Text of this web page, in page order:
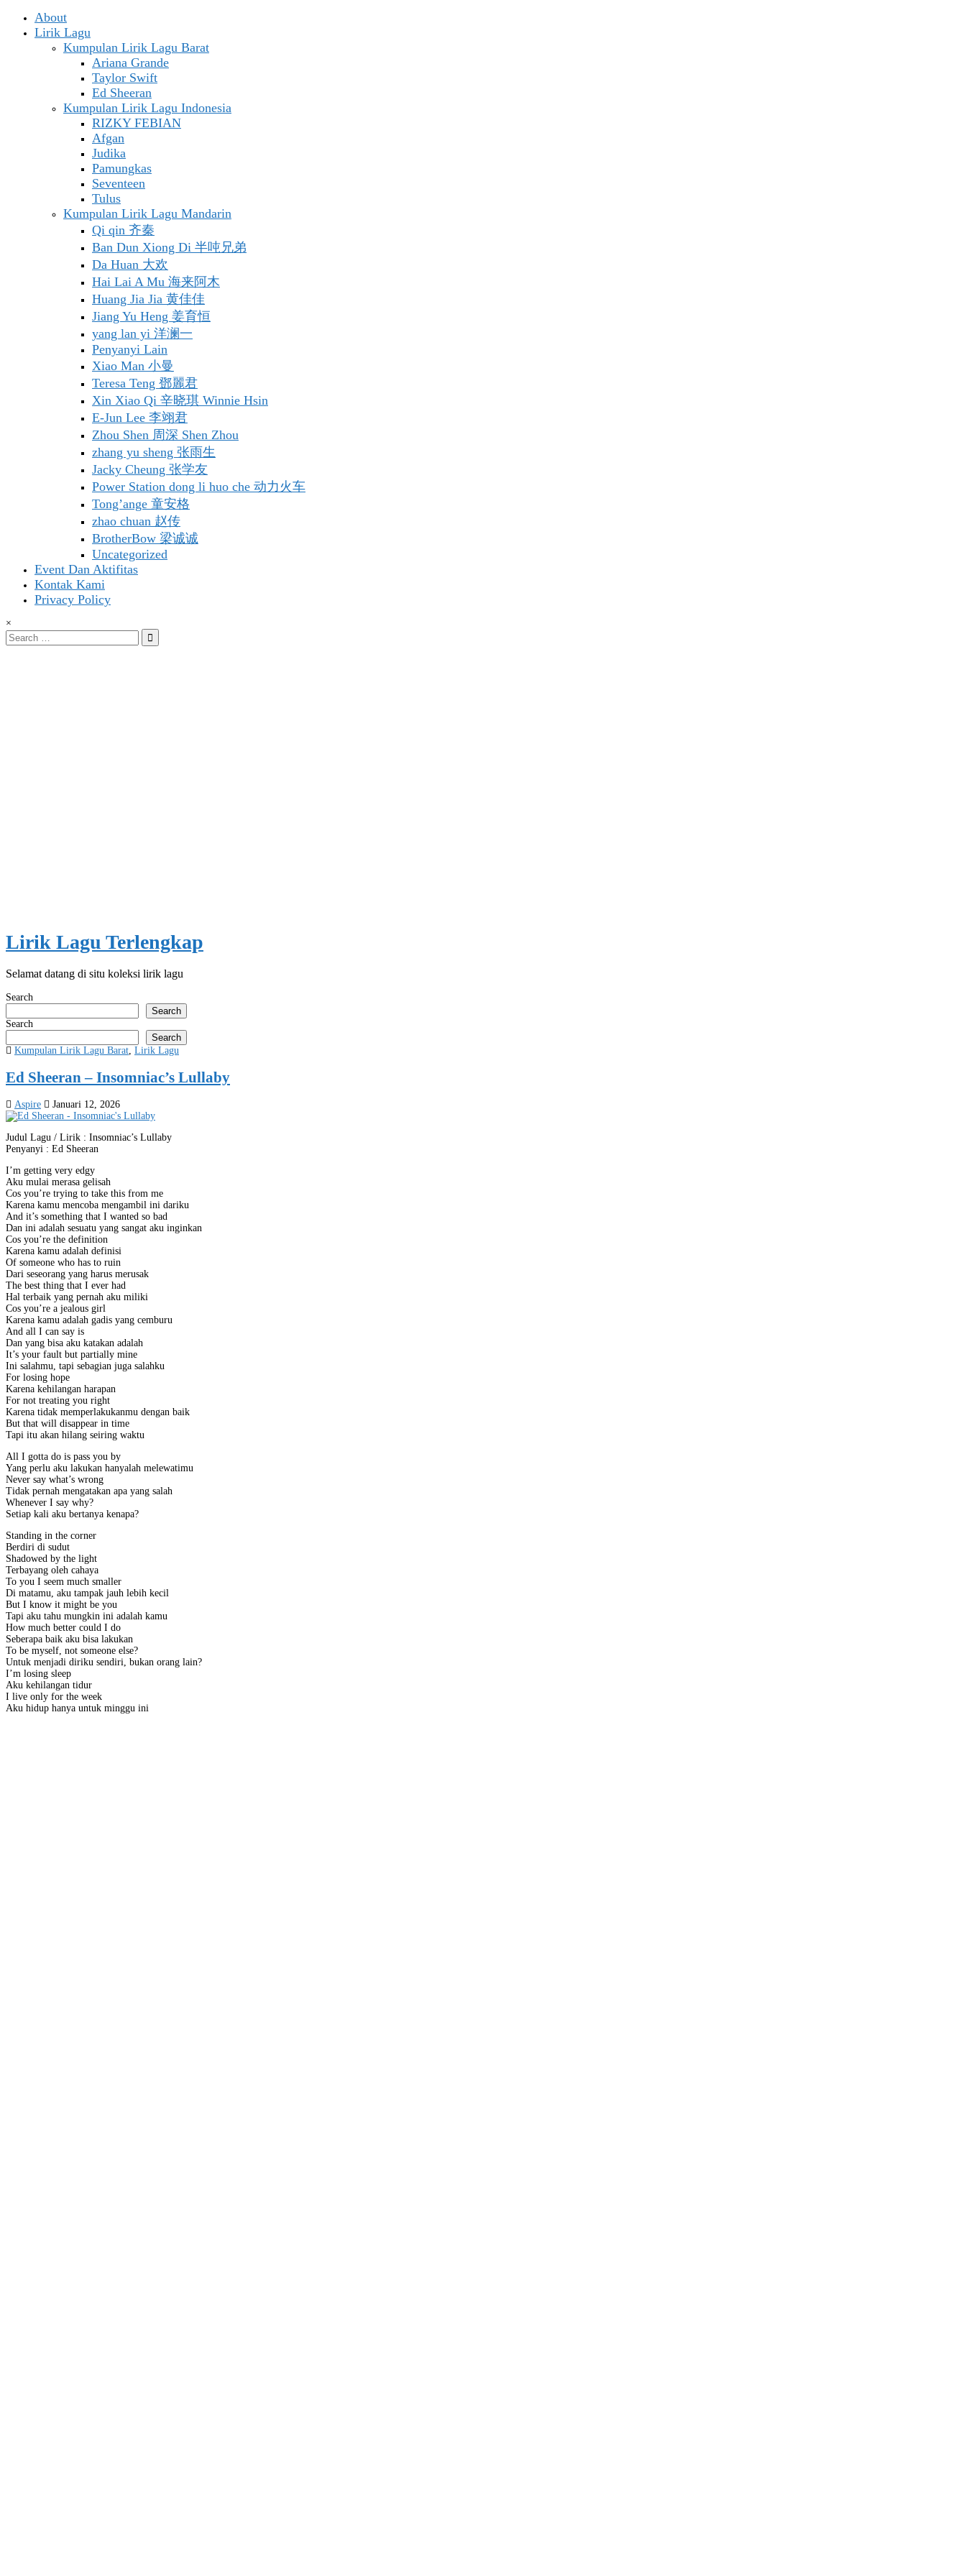
About
Lirik Lagu
Kumpulan Lirik Lagu Barat
Ariana Grande
Taylor Swift
Ed Sheeran
Kumpulan Lirik Lagu Indonesia
RIZKY FEBIAN
Afgan
Judika
Pamungkas
Seventeen
Tulus
Kumpulan Lirik Lagu Mandarin
Qi qin 齐秦
Ban Dun Xiong Di 半吨兄弟
Da Huan 大欢
Hai Lai A Mu 海来阿木
Huang Jia Jia 黄佳佳
Jiang Yu Heng 姜育恒
yang lan yi 洋澜一
Penyanyi Lain
Xiao Man 小曼
Teresa Teng 鄧麗君
Xin Xiao Qi 辛晓琪 Winnie Hsin
E-Jun Lee 李翊君
Zhou Shen 周深 Shen Zhou
zhang yu sheng 张雨生
Jacky Cheung 张学友
Power Station dong li huo che 动力火车
Tong’ange 童安格
zhao chuan 赵传
BrotherBow 梁诚诚
Uncategorized
Event Dan Aktifitas
Kontak Kami
Privacy Policy
×
Search
for:
Lirik Lagu Terlengkap
Selamat datang di situ koleksi lirik lagu
Search
Search
Search
Search
Posted
Kumpulan Lirik Lagu Barat Lirik Lagu
Ed Sheeran – Insomniac’s Lullaby
Aspire Januari 12, 2026
Judul Lagu / Lirik : Insomniac’s Lullaby
Penyanyi : Ed Sheeran
I’m getting very edgy
Aku mulai merasa gelisah
Cos you’re trying to take this from me
Karena kamu mencoba mengambil ini dariku
And it’s something that I wanted so bad
Dan ini adalah sesuatu yang sangat aku inginkan
Cos you’re the definition
Karena kamu adalah definisi
Of someone who has to ruin
Dari seseorang yang harus merusak
The best thing that I ever had
Hal terbaik yang pernah aku miliki
Cos you’re a jealous girl
Karena kamu adalah gadis yang cemburu
And all I can say is
Dan yang bisa aku katakan adalah
It’s your fault but partially mine
Ini salahmu, tapi sebagian juga salahku
For losing hope
Karena kehilangan harapan
For not treating you right
Karena tidak memperlakukanmu dengan baik
But that will disappear in time
Tapi itu akan hilang seiring waktu
All I gotta do is pass you by
Yang perlu aku lakukan hanyalah melewatimu
Never say what’s wrong
Tidak pernah mengatakan apa yang salah
Whenever I say why?
Setiap kali aku bertanya kenapa?
Standing in the corner
Berdiri di sudut
Shadowed by the light
Terbayang oleh cahaya
To you I seem much smaller
Di matamu, aku tampak jauh lebih kecil
But I know it might be you
Tapi aku tahu mungkin ini adalah kamu
How much better could I do
Seberapa baik aku bisa lakukan
To be myself, not someone else?
Untuk menjadi diriku sendiri, bukan orang lain?
I’m losing sleep
Aku kehilangan tidur
I live only for the week
Aku hidup hanya untuk minggu ini